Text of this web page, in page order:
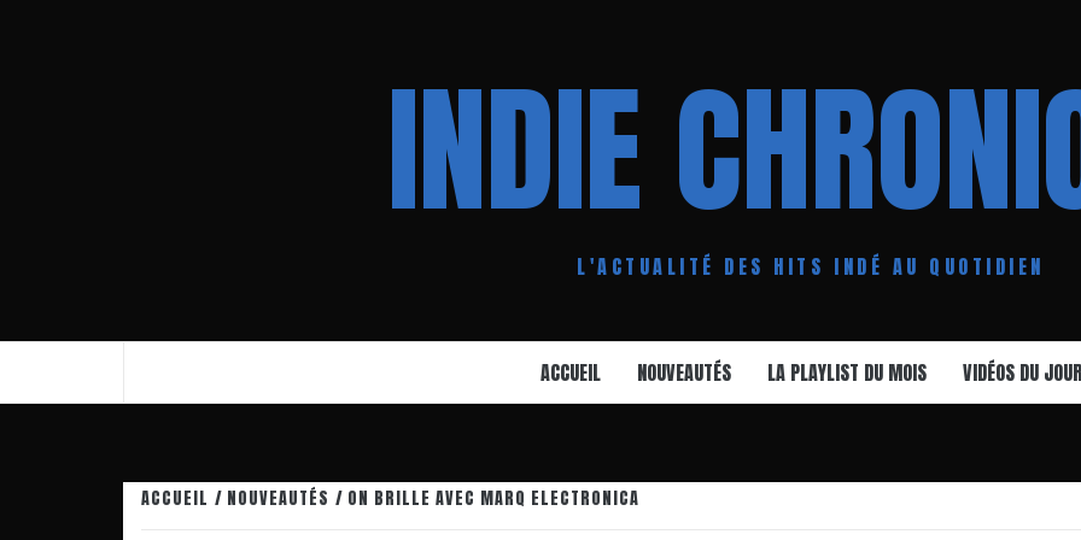
INDIE
L'ACTUALITÉ DES HITS INDÉ AU QUOTIDIEN
ACCUEIL NOUVEAUTÉS LA PLAYLIST DU MOIS VIDÉOS DU JOUR
ACCUEIL NOUVEAUTÉS ON BRILLE AVEC MARQ ELECTRONICA